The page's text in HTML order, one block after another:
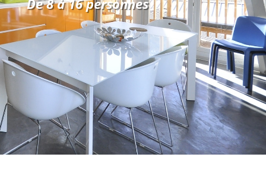
De 8 à 16 personnes